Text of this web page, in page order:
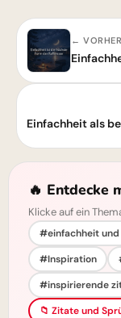
←
🔥 Entdecke
Klicke auf ein
#einfachheit
#Inspiration
#inspirierende
📁 Zitate und